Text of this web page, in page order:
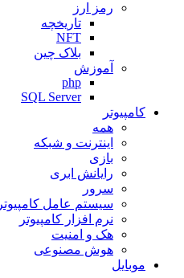
رمز ارز
تاریخچه
NFT
بلاک چین
آموزش
php
SQL Server
کامپیوتر
همه
اینترنت و شبکه
بازی
رایانش ابری
سرور
سیستم عامل کامپیوتر
نرم افزار کامپیوتر
هک و امنیت
هوش مصنوعی
موبایل